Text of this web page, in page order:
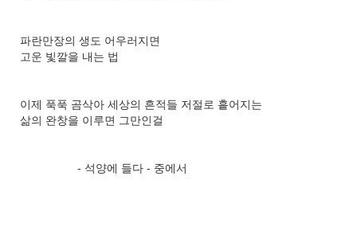
파란만장의 생도 어우러지면
고운 빛깔을 내는 법
이제 푹푹 곰삭아 세상의 흔적들 저절로 흩어지는
삶의 완창을 이루면 그만인걸
- 석양에 들다 - 중에서